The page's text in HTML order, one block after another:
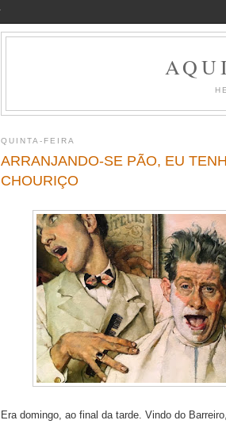
QUINTA-FEIRA
ARRANJANDO-SE PÃO, EU
CHOURIÇO
Era domingo, ao final da tarde. Vindo do